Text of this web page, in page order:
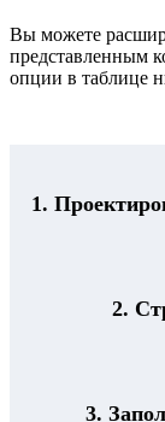
Вы можете
представленным
опции в таблице
1.
2.
3.